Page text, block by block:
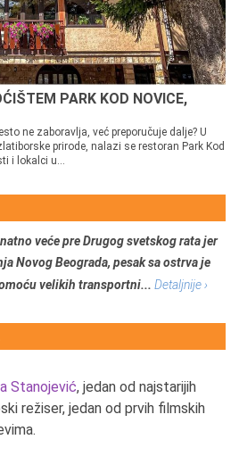
PARK KOD NOVICE,
ne zaboravlja, već preporučuje dalje? U
prirode, nalazi se restoran Park Kod
i lokalci u...
veće pre Drugog svetskog rata jer
Novog Beograda, pesak sa ostrva je
velikih transportni... Detaljnije ›
Stanojević, jedan od najstarijih
režiser, jedan od prvih filmskih